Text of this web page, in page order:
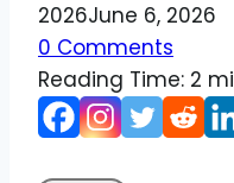
2026June 6, 2026
0 Comments
Reading Time: 2